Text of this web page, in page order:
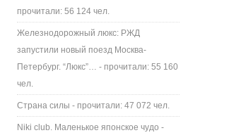
прочитали: 56 124 чел.
Железнодорожный люкс: РЖД
запустили новый поезд Москва-
Петербург. “Люкс”… - прочитали: 55 160
чел.
Страна силы - прочитали: 47 072 чел.
Niki club. Маленькое японское чудо -